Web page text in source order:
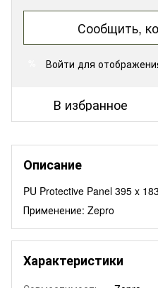
Сообщить,
Войти для
В избранное
Описание
PU Protective Panel 395 x
Применение: Zepro
Характеристики